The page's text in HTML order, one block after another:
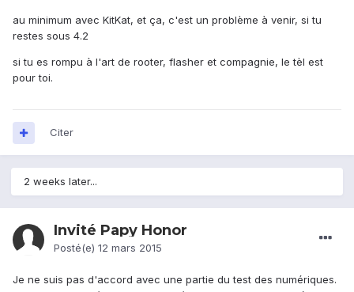
au minimum avec KitKat, et ça, c'est un problème à venir, si tu
restes sous 4.2
si tu es rompu à l'art de rooter, flasher et compagnie, le tèl est
pour toi.
Citer
2 weeks later...
Invité Papy Honor
Posté(e) 12 mars 2015
Je ne suis pas d'accord avec une partie du test des numériques.